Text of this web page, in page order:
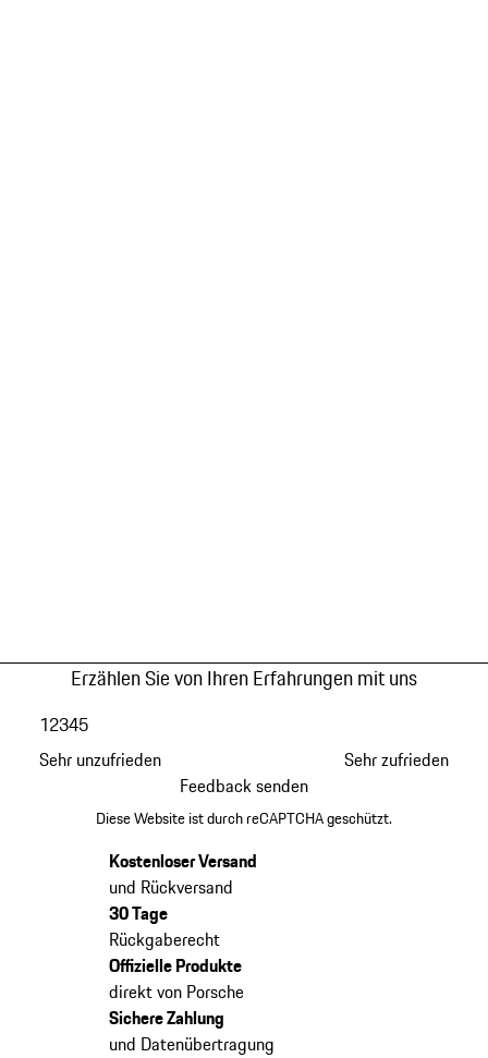
Erzählen Sie von Ihren Erfahrungen mit uns
Sehr unzufrieden
12345
Sehr zufrieden
Feedback senden
Diese Website ist durch reCAPTCHA geschützt.
Kostenloser Versand
und Rückversand
30 Tage
Rückgaberecht
Offizielle Produkte
direkt von Porsche
Sichere Zahlung
und Datenübertragung